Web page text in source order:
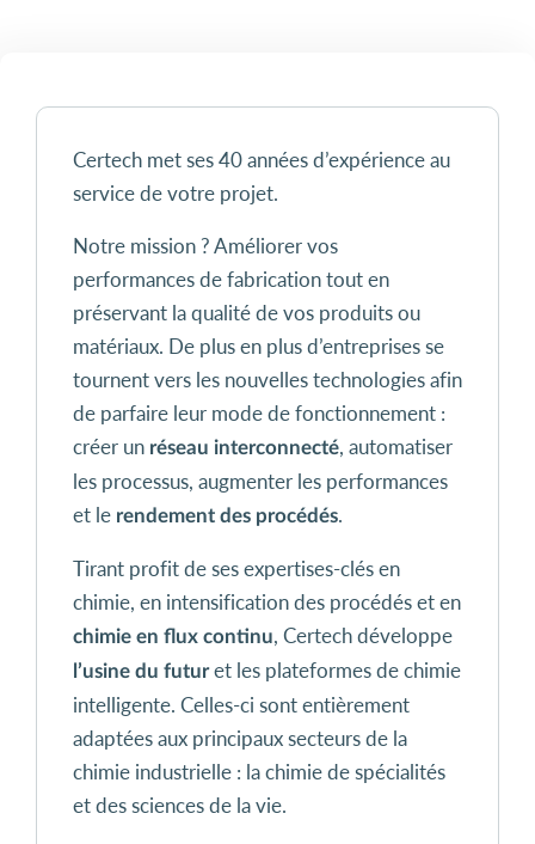
Certech met ses 40 années d’expérience au
service de votre projet.
Notre mission ? Améliorer vos
performances de fabrication tout en
préservant la qualité de vos produits ou
matériaux. De plus en plus d’entreprises se
tournent vers les nouvelles technologies afin
de parfaire leur mode de fonctionnement :
créer un réseau interconnecté, automatiser
les processus, augmenter les performances
et le rendement des procédés.
Tirant profit de ses expertises-clés en
chimie, en intensification des procédés et en
chimie en flux continu, Certech développe
l’usine du futuret les plateformes de chimie
intelligente. Celles-ci sont entièrement
adaptées aux principaux secteurs de la
chimie industrielle : la chimie de spécialités
et des sciences de la vie.